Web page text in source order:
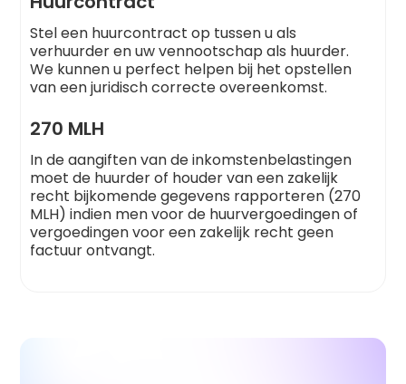
Stel een huurcontract op tussen u als
verhuurder en uw vennootschap als huurder.
We kunnen u perfect helpen bij het opstellen
van een juridisch correcte overeenkomst.
270 MLH
In de aangiften van de inkomstenbelastingen
moet de huurder of houder van een zakelijk
recht bijkomende gegevens rapporteren (270
MLH) indien men voor de huurvergoedingen of
vergoedingen voor een zakelijk recht geen
factuur ontvangt.